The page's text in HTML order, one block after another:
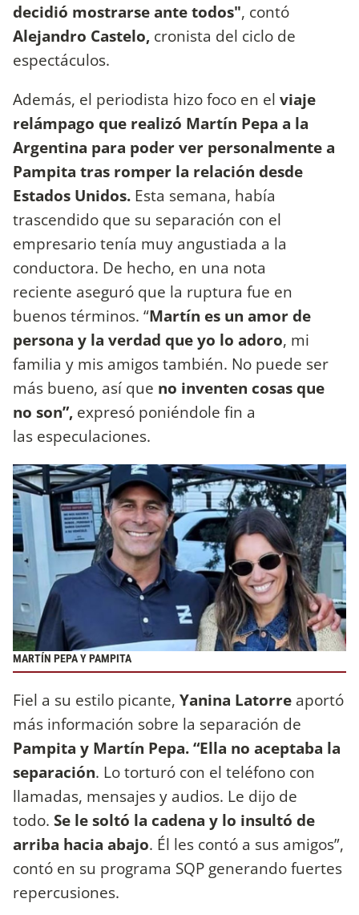
decidió mostrarse ante todos", contó
Alejandro Castelo, cronista del ciclo de
espectáculos.
Además, el periodista hizo foco en el viaje
relámpago que realizó Martín Pepa a la
Argentina para poder ver personalmente a
Pampita tras romper la relación desde
Estados Unidos. Esta semana, había
trascendido que su separación con el
empresario tenía muy angustiada a la
conductora. De hecho, en una nota
reciente aseguró que la ruptura fue en
buenos términos. “Martín es un amor de
persona y la verdad que yo lo adoro, mi
familia y mis amigos también. No puede ser
más bueno, así que no inventen cosas que
no son”, expresó poniéndole fin a
las especulaciones.
MARTÍN PEPA Y PAMPITA
Fiel a su estilo picante, Yanina Latorre aportó
más información sobre la separación de
Pampita y Martín Pepa.“Ella no aceptaba la
separación. Lo torturó con el teléfono con
llamadas, mensajes y audios. Le dijo de
todo. Se le soltó la cadena y lo insultó de
arriba hacia abajo. Él les contó a sus amigos”,
contó en su programa SQP generando fuertes
repercusiones.